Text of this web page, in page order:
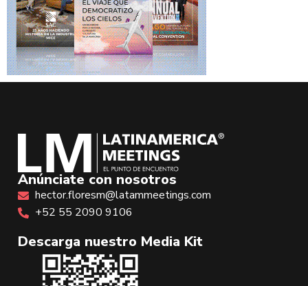
Anúnciate con nosotros
hector.floresm@latammeetings.com
+52 55 2090 9106
Descarga nuestro Media Kit